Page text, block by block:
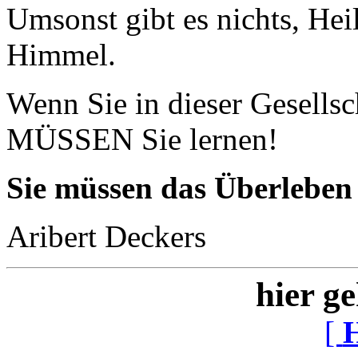
Umsonst gibt es nichts,
Himmel.
Wenn Sie in dieser
MÜSSEN Sie lernen!
Sie müssen das
Aribert Deckers
hier
[